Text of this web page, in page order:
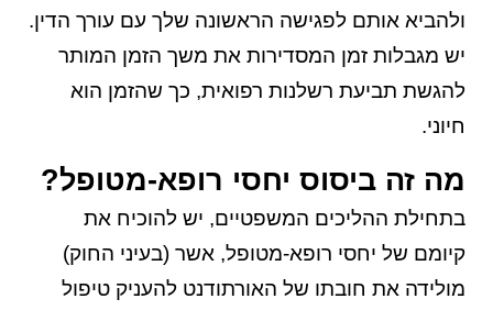
ולהביא אותם לפגישה הראשונה שלך עם עורך הדין.
יש מגבלות זמן המסדירות את משך הזמן המותר
להגשת תביעת רשלנות רפואית, כך שהזמן הוא
חיוני.
מה זה ביסוס יחסי רופא-מטופל?
בתחילת ההליכים המשפטיים, יש להוכיח את
קיומם של יחסי רופא-מטופל, אשר (בעיני החוק)
מולידה את חובתו של האורתודנט להעניק טיפול